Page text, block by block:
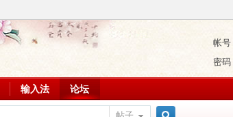
帐号
密码
输入法 论坛